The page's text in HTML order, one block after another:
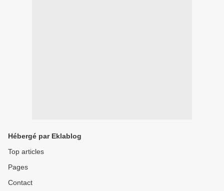
Hébergé par Eklablog
Top articles
Pages
Contact